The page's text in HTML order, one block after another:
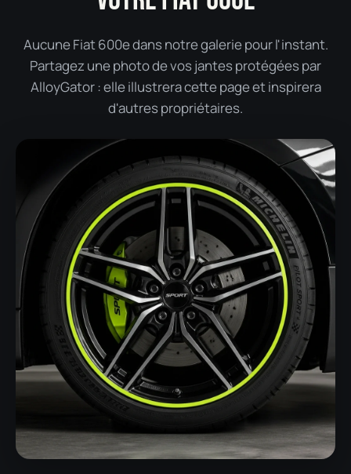
Aucune Fiat 600e dans notre galerie pour l'instant.
Partagez une photo de vos jantes protégées par
AlloyGator : elle illustrera cette page et inspirera
d'autres propriétaires.